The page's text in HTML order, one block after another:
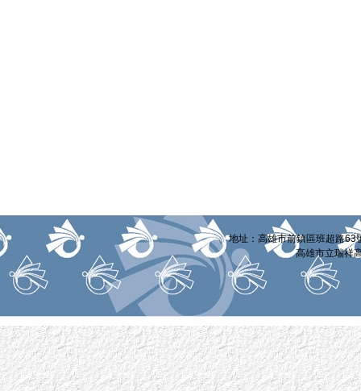
::: 地址：高雄市前鎮區班超路
高雄市立瑞祥